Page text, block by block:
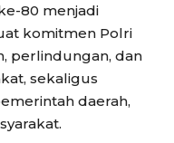
80 menjadi
komitmen Polri
perlindungan, dan
sekaligus
daerah,